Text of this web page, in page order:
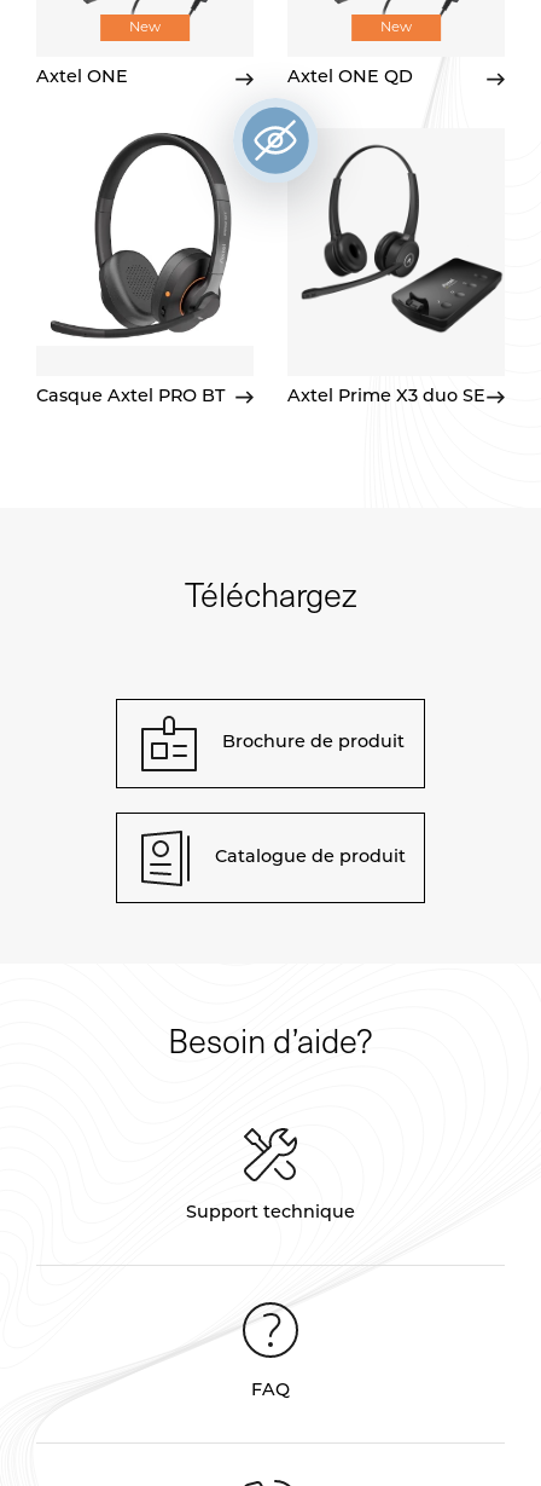
New
Axtel ONE
New
Axtel ONE QD
Casque Axtel PRO BT Axtel Prime X3 duo SE
Téléchargez
Brochure de produit
Catalogue de produit
Besoin d’aide?
Support technique
FAQ